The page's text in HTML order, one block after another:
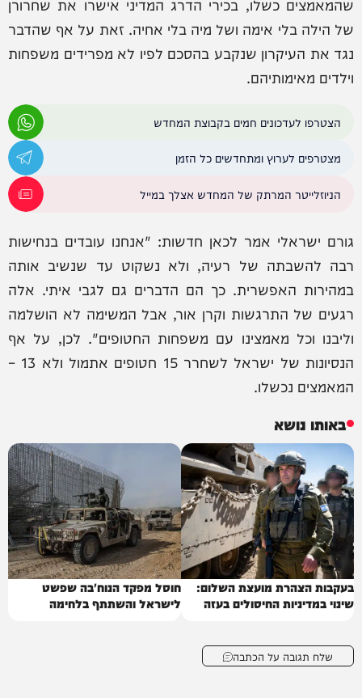
של הילה בלי אימה ושל מיה בלי אחיה. זאת על אף שהדבר
נגד את העיקרון שנקבע בהסכם לפיו לא מפרידים משפחות
וילדים מאימותיהם.
הצטרפו לעדכונים חמים בקבוצת המחדש
מצטרפים לערוץ ומתחדשים כל הזמן
הניוזלייטר המרתק של המחדש אצלך במייל
גורם ישראלי אמר לכאן חדשות: "אנחנו עובדים בנחישות
רבה להשבתה של רעיה, ולא נשקוט עד שנשיב אותה
במהירות האפשרית. כך הם הדברים גם לגבי איתי. אלה
רגעים של התרגשות וקרן אור, אבל המשימה לא הושלמה
וליבנו וכל מאמצינו עם משפחות החטופים". לכן, על אף
הנסיונות של ישראל לשחרר 15 חטופים אתמול ולא 13 –
המאמצים נכשלו.
באותו נושא
בעקבות הצהרת מועצת השלום:
שינוי במדיניות החיסולים בעזה
חוסל מפקד הנוח'בה שפשט
לישראל והשתתף בלחימה
שלח תגובה על הכתבה